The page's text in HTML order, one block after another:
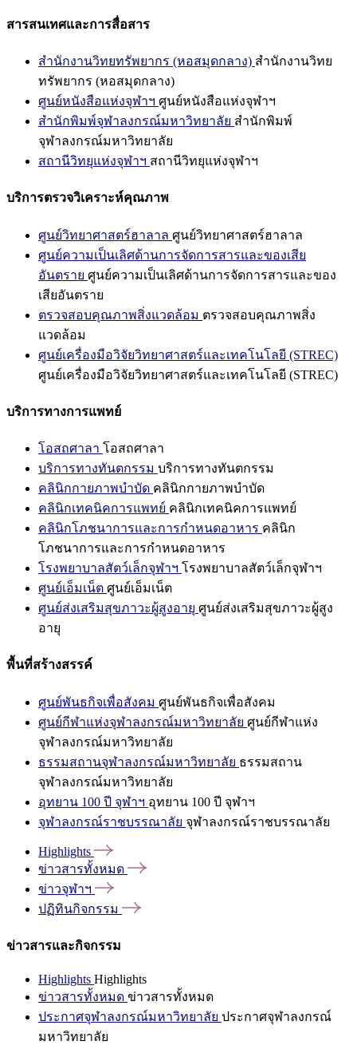
สารสนเทศและการสื่อสาร
สำนักงานวิทยทรัพยากร (หอสมุดกลาง) สำนักงานวิทย
ทรัพยากร (หอสมุดกลาง)
ศูนย์หนังสือแห่งจุฬาฯ ศูนย์หนังสือแห่งจุฬาฯ
สำนักพิมพ์จุฬาลงกรณ์มหาวิทยาลัย สำนักพิมพ์
จุฬาลงกรณ์มหาวิทยาลัย
สถานีวิทยุแห่งจุฬาฯ สถานีวิทยุแห่งจุฬาฯ
บริการตรวจวิเคราะห์คุณภาพ
ศูนย์วิทยาศาสตร์ฮาลาล ศูนย์วิทยาศาสตร์ฮาลาล
ศูนย์ความเป็นเลิศด้านการจัดการสารและของเสีย
อันตราย ศูนย์ความเป็นเลิศด้านการจัดการสารและของ
เสียอันตราย
ตรวจสอบคุณภาพสิ่งแวดล้อม ตรวจสอบคุณภาพสิ่ง
แวดล้อม
ศูนย์เครื่องมือวิจัยวิทยาศาสตร์และเทคโนโลยี (STREC)
ศูนย์เครื่องมือวิจัยวิทยาศาสตร์และเทคโนโลยี (STREC)
บริการทางการแพทย์
โอสถศาลา โอสถศาลา
บริการทางทันตกรรม บริการทางทันตกรรม
คลินิกกายภาพบำบัด คลินิกกายภาพบำบัด
คลินิกเทคนิคการแพทย์ คลินิกเทคนิคการแพทย์
คลินิกโภชนาการและการกำหนดอาหาร คลินิก
โภชนาการและการกำหนดอาหาร
โรงพยาบาลสัตว์เล็กจุฬาฯ โรงพยาบาลสัตว์เล็กจุฬาฯ
ศูนย์เอ็มเน็ต ศูนย์เอ็มเน็ต
ศูนย์ส่งเสริมสุขภาวะผู้สูงอายุ ศูนย์ส่งเสริมสุขภาวะผู้สูง
อายุ
พื้นที่สร้างสรรค์
ศูนย์พันธกิจเพื่อสังคม ศูนย์พันธกิจเพื่อสังคม
ศูนย์กีฬาแห่งจุฬาลงกรณ์มหาวิทยาลัย ศูนย์กีฬาแห่ง
จุฬาลงกรณ์มหาวิทยาลัย
ธรรมสถานจุฬาลงกรณ์มหาวิทยาลัย ธรรมสถาน
จุฬาลงกรณ์มหาวิทยาลัย
อุทยาน 100 ปี จุฬาฯ อุทยาน 100 ปี จุฬาฯ
จุฬาลงกรณ์ราชบรรณาลัย จุฬาลงกรณ์ราชบรรณาลัย
Highlights
ข่าวสารทั้งหมด
ข่าวจุฬาฯ
ปฏิทินกิจกรรม
ข่าวสารและกิจกรรม
Highlights Highlights
ข่าวสารทั้งหมด ข่าวสารทั้งหมด
ประกาศจุฬาลงกรณ์มหาวิทยาลัย ประกาศจุฬาลงกรณ์
มหาวิทยาลัย